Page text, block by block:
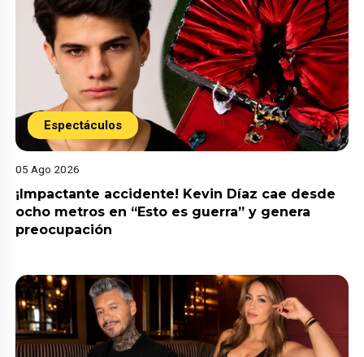
Espectáculos
05 Ago 2026
¡Impactante accidente! Kevin Díaz cae desde
ocho metros en “Esto es guerra” y genera
preocupación